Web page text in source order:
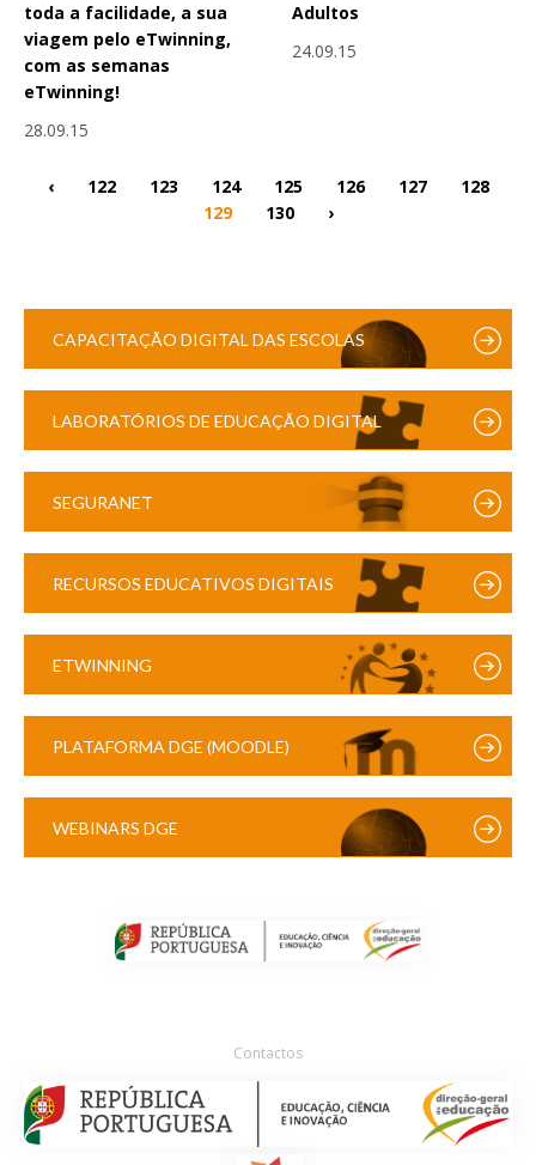
toda a facilidade, a sua
viagem pelo eTwinning,
com as semanas
eTwinning!
28.09.15
Adultos
24.09.15
‹ 122 123 124 125 126 127
128
129
130 ›
CAPACITAÇÃO DIGITAL DAS ESCOLAS
LABORATÓRIOS DE EDUCAÇÃO DIGITAL
SEGURANET
RECURSOS EDUCATIVOS DIGITAIS
ETWINNING
PLATAFORMA DGE (MOODLE)
WEBINARS DGE
Contactos